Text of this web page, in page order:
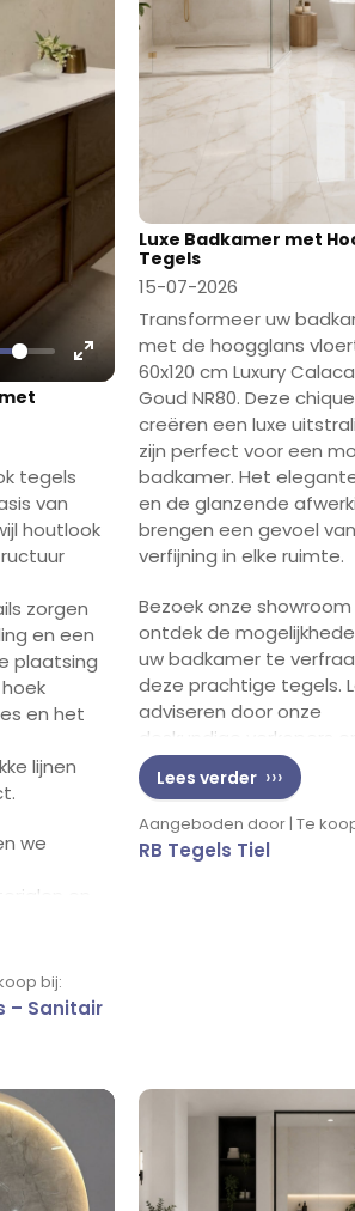
Enter
fullscreen
tegels
van
houtlook
zorgen
en een
plaatsing
en het
lijnen
we
en
van de
voor jouw
bij:
– Sanitair
Luxe Badkamer met
Tegels
15-07-2026
Transformeer uw
met de hoogglans
60x120 cm Luxury
Goud NR80. Deze
creëren een luxe
zijn perfect voor een
badkamer. Het
en de glanzende
brengen een gevoel van
verfijning in elke ruimte.
Bezoek onze showroom
ontdek de
uw badkamer te
deze prachtige tegels.
adviseren door onze
deskundige verkopers
van uw badkamer een
paradijs.
Lees verder
Aangeboden door | Te
RB Tegels Tiel